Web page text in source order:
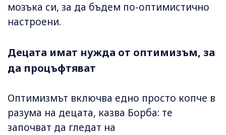
мозъка си, за да бъдем по-оптимистично
настроени.
Децата имат нужда от оптимизъм, за
да процъфтяват
Оптимизмът включва едно просто копче в
разума на децата, казва Борба: те
започват да гледат на